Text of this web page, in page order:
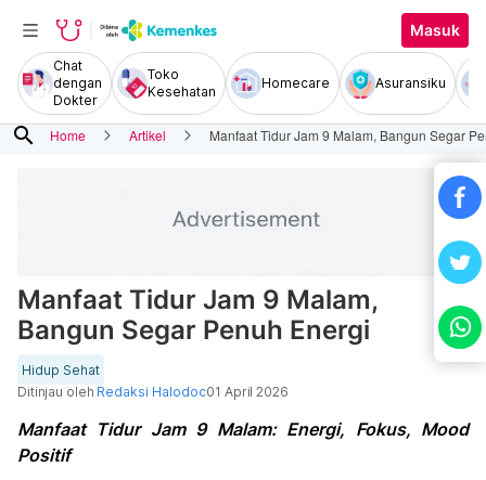
Masuk
Chat
dengan
Dokter
Toko
Kesehatan
Homecare Asuransiku
search Home Artikel Manfaat Tidur Jam 9 Malam, Bangun Segar
Manfaat Tidur Jam 9 Malam,
Bangun Segar Penuh Energi
Hidup Sehat
Ditinjau oleh Redaksi Halodoc01 April 2026
Manfaat Tidur Jam 9 Malam: Energi, Fokus, Mood
Positif